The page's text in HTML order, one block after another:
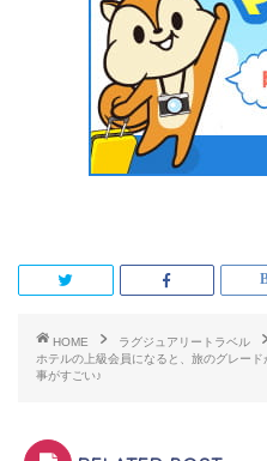
HOME ラグジュアリートラベル
ホテルの上級会員になると、旅のグレー
事がすごい♪